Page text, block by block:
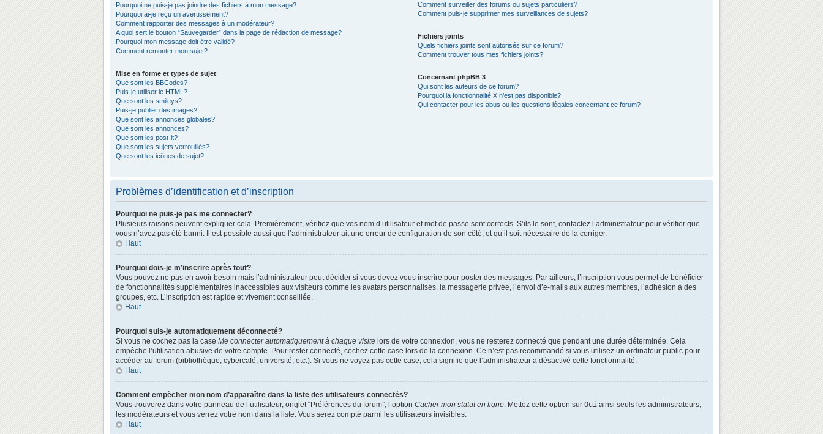
Pourquoi ne puis-je pas joindre des fichiers à mon message?
Pourquoi ai-je reçu un avertissement?
Comment rapporter des messages à un modérateur?
A quoi sert le bouton “Sauvegarder” dans la page de rédaction de message?
Pourquoi mon message doit être validé?
Comment remonter mon sujet?
Mise en forme et types de sujet
Que sont les BBCodes?
Puis-je utiliser le HTML?
Que sont les smileys?
Puis-je publier des images?
Que sont les annonces globales?
Que sont les annonces?
Que sont les post-it?
Que sont les sujets verrouillés?
Que sont les icônes de sujet?
Comment surveiller des forums ou sujets particuliers?
Comment puis-je supprimer mes surveillances de sujets?
Fichiers joints
Quels fichiers joints sont autorisés sur ce forum?
Comment trouver tous mes fichiers joints?
Concernant phpBB 3
Qui sont les auteurs de ce forum?
Pourquoi la fonctionnalité X n’est pas disponible?
Qui contacter pour les abus ou les questions légales concernant ce forum?
Problèmes d’identification et d’inscription
Pourquoi ne puis-je pas me connecter?
Plusieurs raisons peuvent expliquer cela. Premièrement, vérifiez que vos nom d’utilisateur et mot de passe sont corrects. S’ils le sont, contactez l’administrateur pour vérifier que
vous n’avez pas été banni. Il est possible aussi que l’administrateur ait une erreur de configuration de son côté, et qu’il soit nécessaire de la corriger.
Haut
Pourquoi dois-je m’inscrire après tout?
Vous pouvez ne pas en avoir besoin mais l’administrateur peut décider si vous devez vous inscrire pour poster des messages. Par ailleurs, l’inscription vous permet de bénéficier
de fonctionnalités supplémentaires inaccessibles aux visiteurs comme les avatars personnalisés, la messagerie privée, l’envoi d’e-mails aux autres membres, l’adhésion à des
groupes, etc. L’inscription est rapide et vivement conseillée.
Haut
Pourquoi suis-je automatiquement déconnecté?
Si vous ne cochez pas la case Me connecter automatiquement à chaque visite lors de votre connexion, vous ne resterez connecté que pendant une durée déterminée. Cela
empêche l’utilisation abusive de votre compte. Pour rester connecté, cochez cette case lors de la connexion. Ce n’est pas recommandé si vous utilisez un ordinateur public pour
accéder au forum (bibliothèque, cybercafé, université, etc.). Si vous ne voyez pas cette case, cela signifie que l’administrateur a désactivé cette fonctionnalité.
Haut
Comment empêcher mon nom d’apparaître dans la liste des utilisateurs connectés?
Vous trouverez dans votre panneau de l’utilisateur, onglet “Préférences du forum”, l’option Cacher mon statut en ligne. Mettez cette option sur Oui ainsi seuls les administrateurs,
les modérateurs et vous verrez votre nom dans la liste. Vous serez compté parmi les utilisateurs invisibles.
Haut